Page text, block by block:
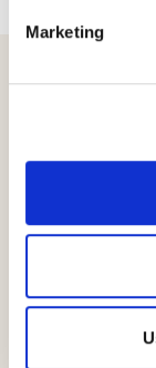
Marketing